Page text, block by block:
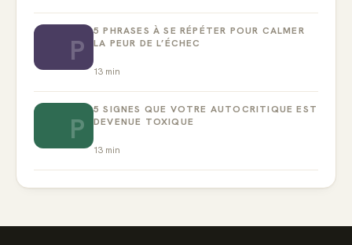
P
5 PHRASES À SE RÉPÉTER POUR CALMER
LA PEUR DE L’ÉCHEC
13 min
P
5 SIGNES QUE VOTRE AUTOCRITIQUE EST
DEVENUE TOXIQUE
13 min